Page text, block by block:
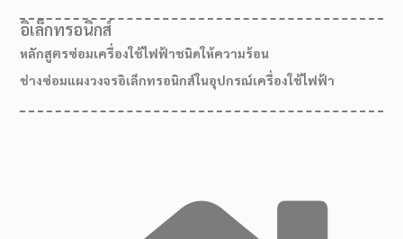
อิเล็กทรอนิกส์
หลักสูตรซ่อมเครื่องใช้ไฟฟ้าชนิดให้ความร้อน
ช่างซ่อมแผงวงจรอิเล็กทรอนิกส์ในอุปกรณ์เครื่องใช้ไฟฟ้า